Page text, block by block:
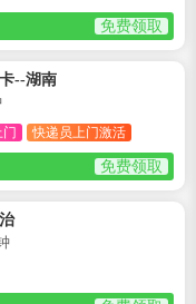
免费领取
--湖南
门 快递员上门激活
免费领取